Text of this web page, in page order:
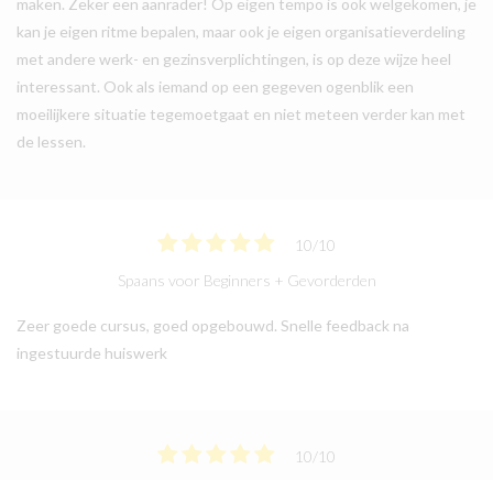
maken. Zeker een aanrader! Op eigen tempo is ook welgekomen, je
kan je eigen ritme bepalen, maar ook je eigen organisatieverdeling
met andere werk- en gezinsverplichtingen, is op deze wijze heel
interessant. Ook als iemand op een gegeven ogenblik een
moeilijkere situatie tegemoetgaat en niet meteen verder kan met
de lessen.
10/10
Spaans voor Beginners + Gevorderden
Zeer goede cursus, goed opgebouwd. Snelle feedback na
ingestuurde huiswerk
10/ 10